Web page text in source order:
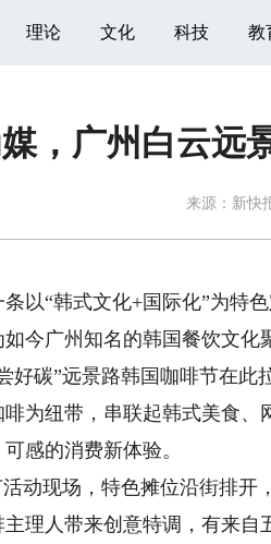
理论 文化 科技 教
，广州白云远
来源： 新快
“韩式文化+国际化”为特色
今广州知名的韩国餐饮文化
碳”远景路韩国咖啡节在此
为纽带，串联起韩式美食
感的消费新体验。
现场，特色摊位沿街排开
理人带来创意特调，有来自